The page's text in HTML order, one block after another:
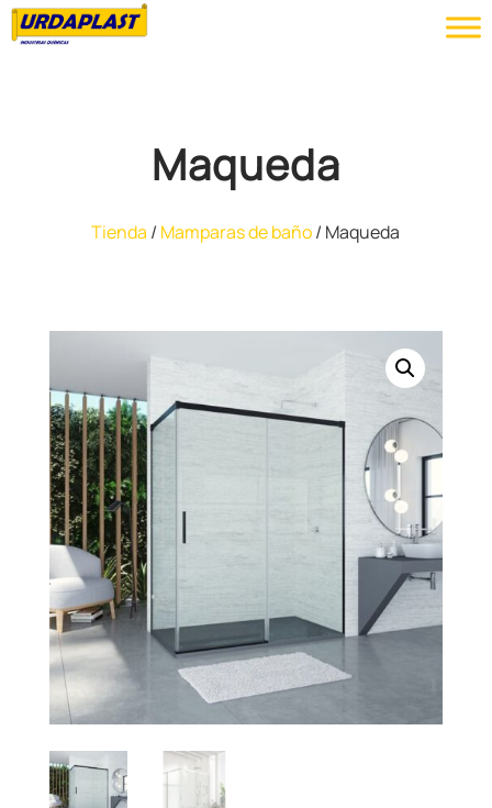
Maqueda
Tienda / Mamparas de baño/ Maqueda